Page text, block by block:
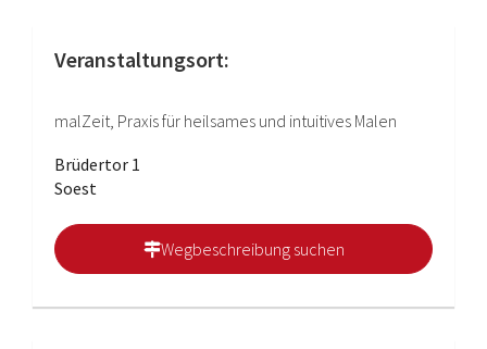
Veranstaltungsort:
malZeit, Praxis für heilsames und intuitives Malen
Brüdertor 1
Soest
Wegbeschreibung suchen